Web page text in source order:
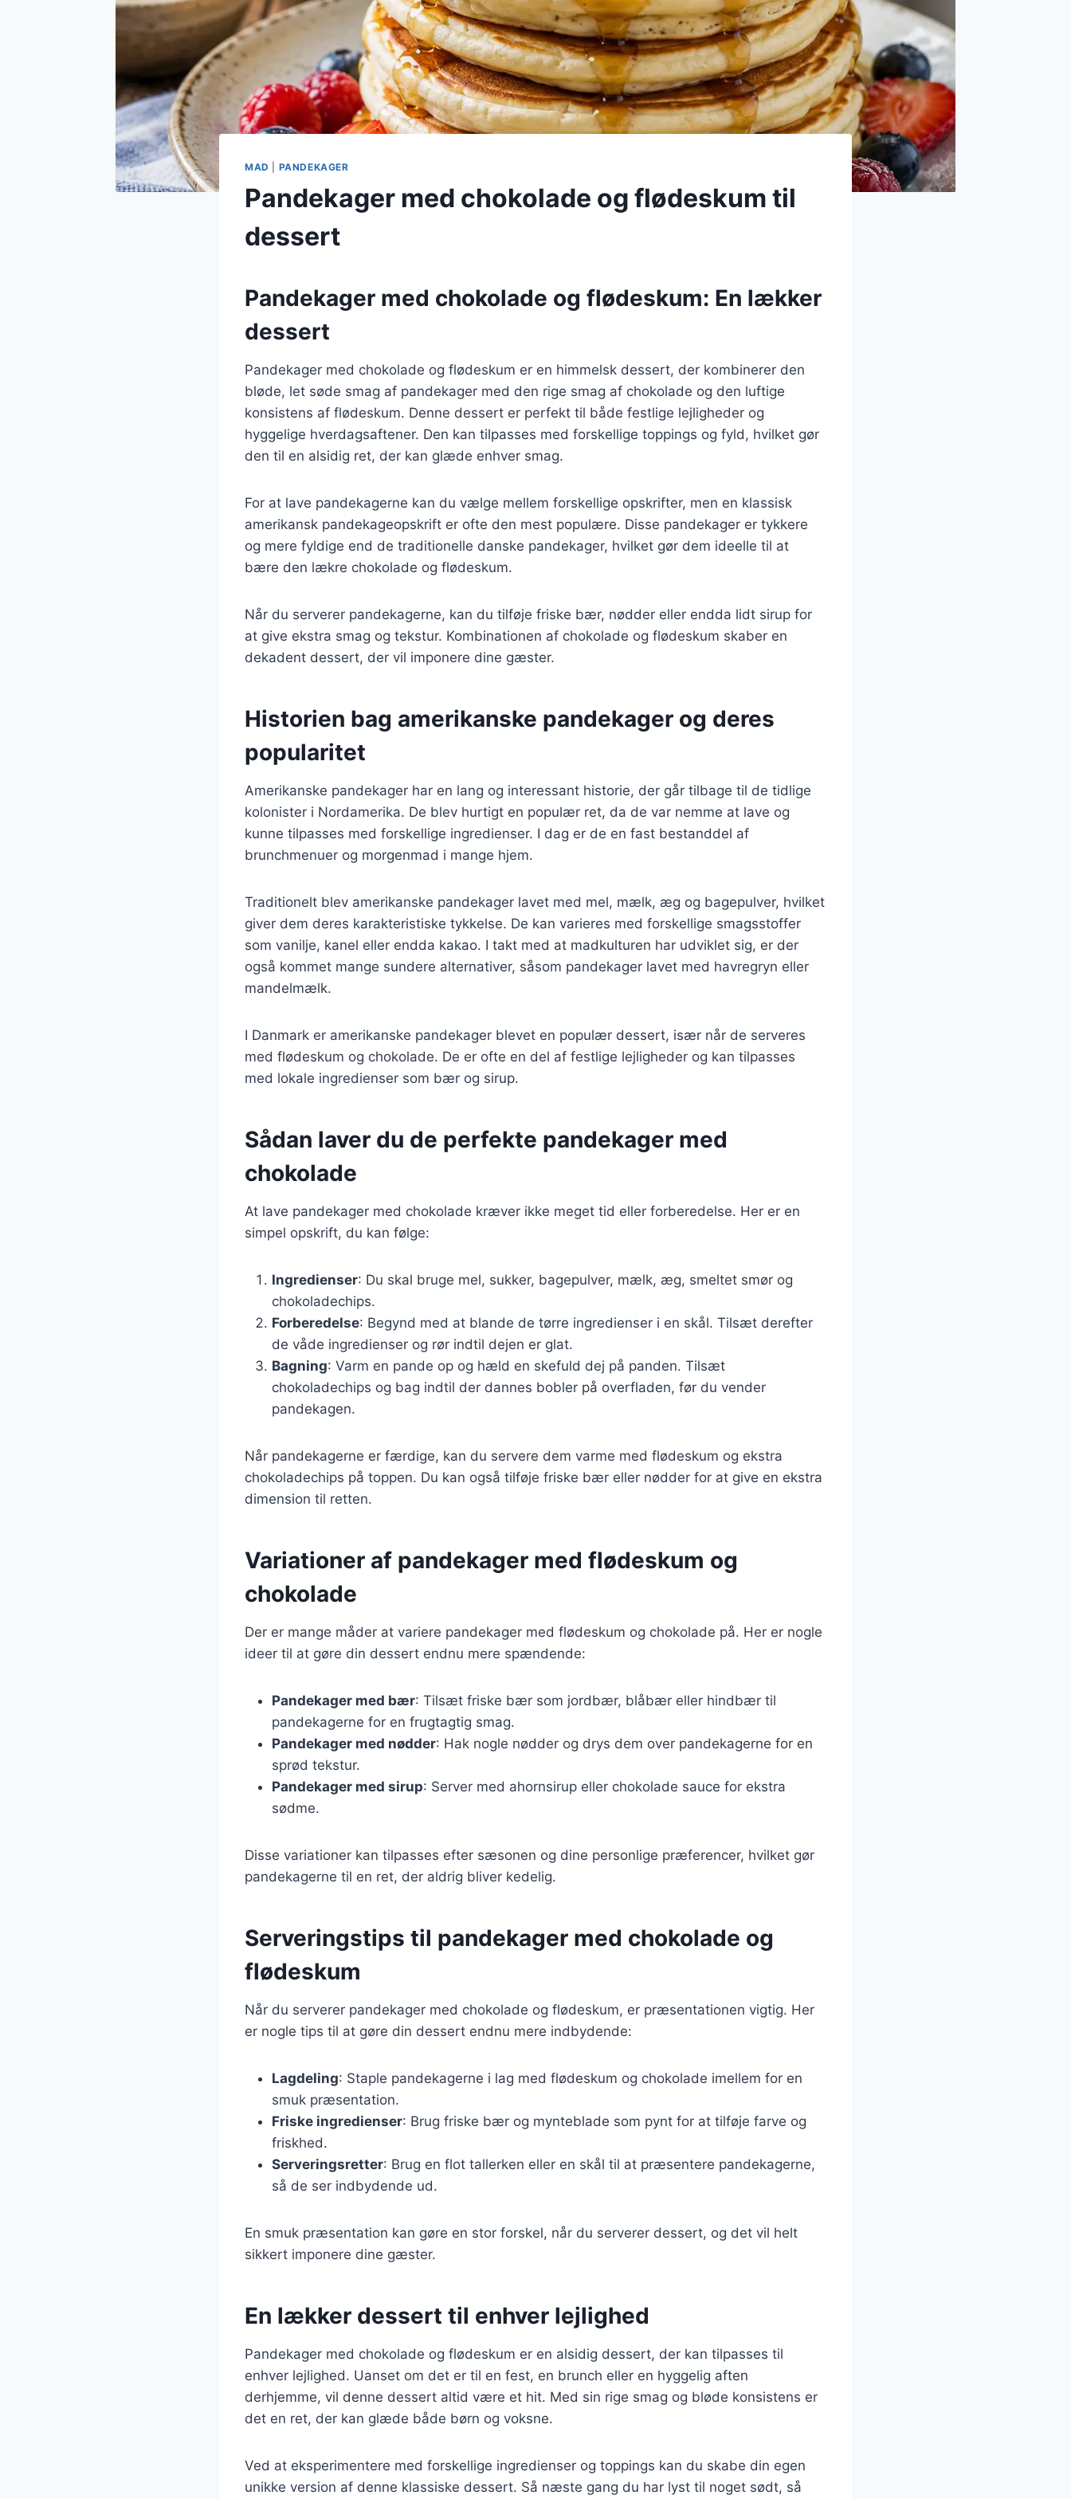
MAD PANDEKAGER
Pandekager med chokolade og flødeskum til
dessert
Pandekager med chokolade og flødeskum: En lækker
dessert
Pandekager med chokolade og flødeskum er en himmelsk dessert, der kombinerer den
bløde, let søde smag af pandekager med den rige smag af chokolade og den luftige
konsistens af flødeskum. Denne dessert er perfekt til både festlige lejligheder og
hyggelige hverdagsaftener. Den kan tilpasses med forskellige toppings og fyld, hvilket gør
den til en alsidig ret, der kan glæde enhver smag.
For at lave pandekagerne kan du vælge mellem forskellige opskrifter, men en klassisk
amerikansk pandekageopskrift er ofte den mest populære. Disse pandekager er tykkere
og mere fyldige end de traditionelle danske pandekager, hvilket gør dem ideelle til at
bære den lækre chokolade og flødeskum.
Når du serverer pandekagerne, kan du tilføje friske bær, nødder eller endda lidt sirup for
at give ekstra smag og tekstur. Kombinationen af chokolade og flødeskum skaber en
dekadent dessert, der vil imponere dine gæster.
Historien bag amerikanske pandekager og deres
popularitet
Amerikanske pandekager har en lang og interessant historie, der går tilbage til de tidlige
kolonister i Nordamerika. De blev hurtigt en populær ret, da de var nemme at lave og
kunne tilpasses med forskellige ingredienser. I dag er de en fast bestanddel af
brunchmenuer og morgenmad i mange hjem.
Traditionelt blev amerikanske pandekager lavet med mel, mælk, æg og bagepulver, hvilket
giver dem deres karakteristiske tykkelse. De kan varieres med forskellige smagsstoffer
som vanilje, kanel eller endda kakao. I takt med at madkulturen har udviklet sig, er der
også kommet mange sundere alternativer, såsom pandekager lavet med havregryn eller
mandelmælk.
I Danmark er amerikanske pandekager blevet en populær dessert, især når de serveres
med flødeskum og chokolade. De er ofte en del af festlige lejligheder og kan tilpasses
med lokale ingredienser som bær og sirup.
Sådan laver du de perfekte pandekager med
chokolade
At lave pandekager med chokolade kræver ikke meget tid eller forberedelse. Her er en
simpel opskrift, du kan følge:
Ingredienser: Du skal bruge mel, sukker, bagepulver, mælk, æg, smeltet smør og
chokoladechips.
Forberedelse: Begynd med at blande de tørre ingredienser i en skål. Tilsæt derefter
de våde ingredienser og rør indtil dejen er glat.
Bagning: Varm en pande op og hæld en skefuld dej på panden. Tilsæt
chokoladechips og bag indtil der dannes bobler på overfladen, før du vender
pandekagen.
Når pandekagerne er færdige, kan du servere dem varme med flødeskum og ekstra
chokoladechips på toppen. Du kan også tilføje friske bær eller nødder for at give en ekstra
dimension til retten.
Variationer af pandekager med flødeskum og
chokolade
Der er mange måder at variere pandekager med flødeskum og chokolade på. Her er nogle
ideer til at gøre din dessert endnu mere spændende:
Pandekager med bær: Tilsæt friske bær som jordbær, blåbær eller hindbær til
pandekagerne for en frugtagtig smag.
Pandekager med nødder: Hak nogle nødder og drys dem over pandekagerne for en
sprød tekstur.
Pandekager med sirup: Server med ahornsirup eller chokolade sauce for ekstra
sødme.
Disse variationer kan tilpasses efter sæsonen og dine personlige præferencer, hvilket gør
pandekagerne til en ret, der aldrig bliver kedelig.
Serveringstips til pandekager med chokolade og
flødeskum
Når du serverer pandekager med chokolade og flødeskum, er præsentationen vigtig. Her
er nogle tips til at gøre din dessert endnu mere indbydende:
Lagdeling: Staple pandekagerne i lag med flødeskum og chokolade imellem for en
smuk præsentation.
Friske ingredienser: Brug friske bær og mynteblade som pynt for at tilføje farve og
friskhed.
Serveringsretter: Brug en flot tallerken eller en skål til at præsentere pandekagerne,
så de ser indbydende ud.
En smuk præsentation kan gøre en stor forskel, når du serverer dessert, og det vil helt
sikkert imponere dine gæster.
En lækker dessert til enhver lejlighed
Pandekager med chokolade og flødeskum er en alsidig dessert, der kan tilpasses til
enhver lejlighed. Uanset om det er til en fest, en brunch eller en hyggelig aften
derhjemme, vil denne dessert altid være et hit. Med sin rige smag og bløde konsistens er
det en ret, der kan glæde både børn og voksne.
Ved at eksperimentere med forskellige ingredienser og toppings kan du skabe din egen
unikke version af denne klassiske dessert. Så næste gang du har lyst til noget sødt, så